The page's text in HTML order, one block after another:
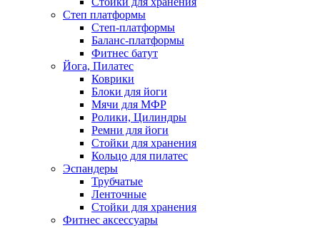
Степ платформы
Степ-платформы
Баланс-платформы
Фитнес батут
Йога, Пилатес
Коврики
Блоки для йоги
Мячи для МФР
Ролики, Цилиндры
Ремни для йоги
Стойки для хранения
Кольцо для пилатес
Эспандеры
Трубчатые
Ленточные
Стойки для хранения
Фитнес аксессуары